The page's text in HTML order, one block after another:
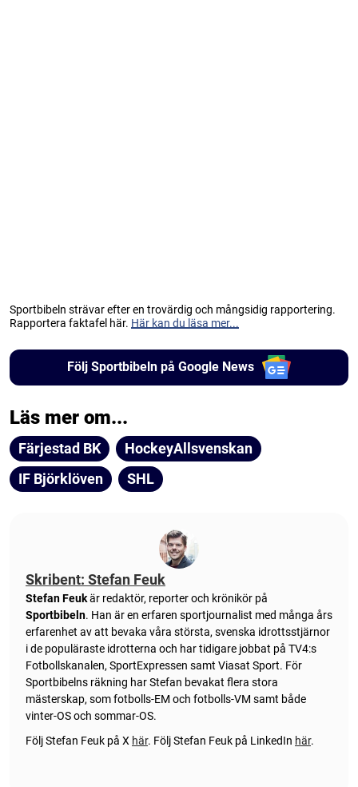
Sportbibeln strävar efter en trovärdig och mångsidig rapportering.
Rapportera faktafel här. Här kan du läsa mer...
Följ Sportbibeln på Google News
Läs mer om...
Färjestad BK
HockeyAllsvenskan
IF Björklöven
SHL
Skribent: Stefan Feuk
Stefan Feukär redaktör, reporter och krönikör på
Sportbibeln. Han är en erfaren sportjournalist med många års
erfarenhet av att bevaka våra största, svenska idrottsstjärnor
i de populäraste idrotterna och har tidigare jobbat på TV4:s
Fotbollskanalen, SportExpressen samt Viasat Sport. För
Sportbibelns räkning har Stefan bevakat flera stora
mästerskap, som fotbolls-EM och fotbolls-VM samt både
vinter-OS och sommar-OS.
Följ Stefan Feuk på X här. Följ Stefan Feuk på LinkedIn här.